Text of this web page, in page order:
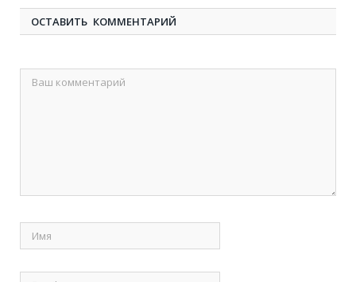
ОСТАВИТЬ КОММЕНТАРИЙ